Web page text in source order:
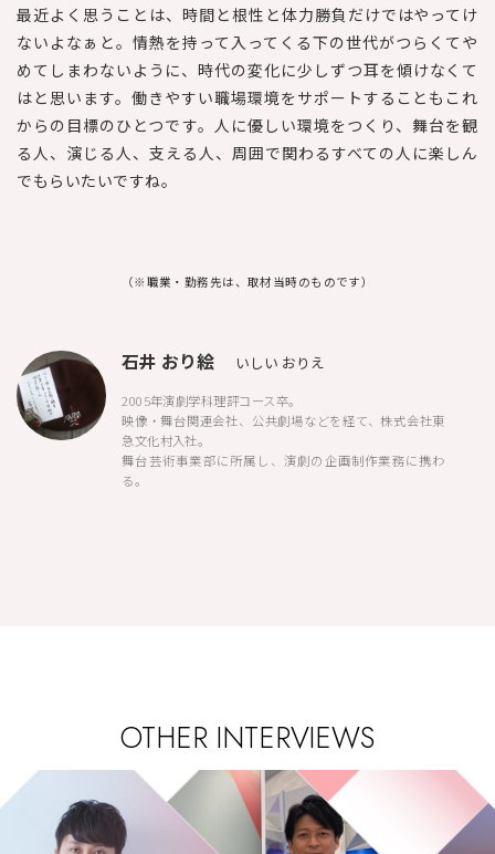
最近よく思うことは、時間と根性と体力勝負だけではやってけ
ないよなぁと。情熱を持って入ってくる下の世代がつらくてや
めてしまわないように、時代の変化に少しずつ耳を傾けなくて
はと思います。働きやすい職場環境をサポートすることもこれ
からの目標のひとつです。人に優しい環境をつくり、舞台を観
る人、演じる人、支える人、周囲で関わるすべての人に楽しん
でもらいたいですね。
（※職業・勤務先は、取材当時のものです）
石井 おり絵 いしい おりえ
2005年演劇学科理評コース卒。
映像・舞台関連会社、公共劇場などを経て、株式会社東
急文化村入社。
舞台芸術事業部に所属し、演劇の企画制作業務に携わ
る。
OTHER INTERVIEWS